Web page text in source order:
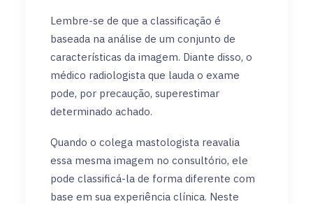
Lembre-se de que a classificação é
baseada na análise de um conjunto de
características da imagem. Diante disso, o
médico radiologista que lauda o exame
pode, por precaução, superestimar
determinado achado.
Quando o colega mastologista reavalia
essa mesma imagem no consultório, ele
pode classificá-la de forma diferente com
base em sua experiência clínica. Neste